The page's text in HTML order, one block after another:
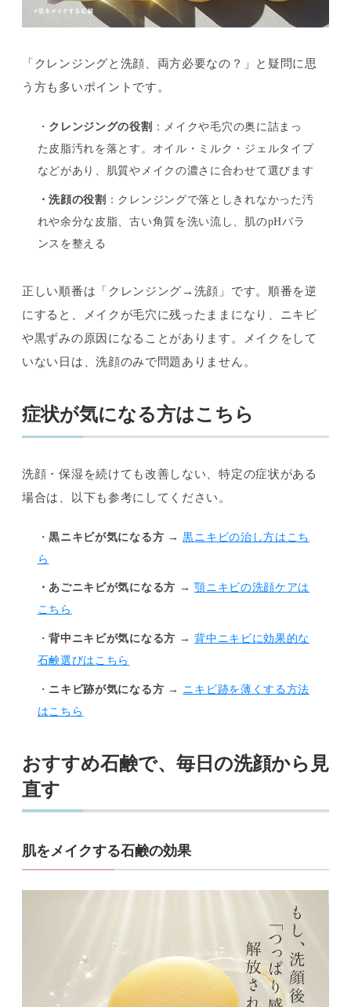
「クレンジングと洗顔、両方必要なの？」と疑問に思
う方も多いポイントです。
・ クレンジングの役割 ：メイクや毛穴の奥に詰まっ
た皮脂汚れを落とす。オイル・ミルク・ジェルタイプ
などがあり、肌質やメイクの濃さに合わせて選びます
・洗顔の役割 ：クレンジングで落としきれなかった汚
れや余分な皮脂、古い角質を洗い流し、肌のpHバラ
ンスを整える
正しい順番は「クレンジング→洗顔」です。順番を逆
にすると、メイクが毛穴に残ったままになり、ニキビ
や黒ずみの原因になることがあります。メイクをして
いない日は、洗顔のみで問題ありません。
症状が気になる方はこちら
洗顔・保湿を続けても改善しない、特定の症状がある
場合は、以下も参考にしてください。
・黒ニキビが気になる方 →黒ニキビの治し方はこち
ら
・あごニキビが気になる方 →顎ニキビの洗顔ケアは
こちら
・背中ニキビが気になる方 →背中ニキビに効果的な
石鹸選びはこちら
・ ニキビ跡が気になる方 → ニキビ跡を薄くする方法
はこちら
おすすめ石鹸で、毎日の洗顔から見
直す
肌をメイクする石鹸の効果